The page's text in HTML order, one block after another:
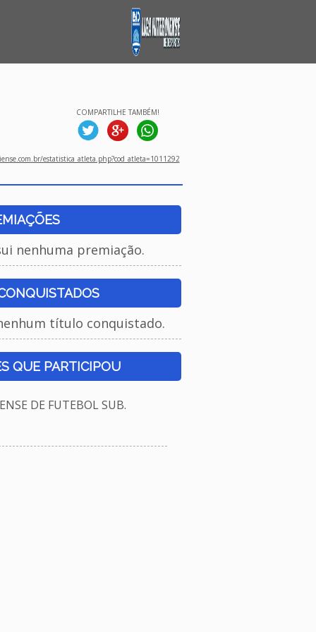
COMPARTILHE TAMBÉM!
estatistica_atleta.php?cod_atleta=1011292
nenhuma premiação.
título conquistado.
QUE PARTICIPOU
DE FUTEBOL SUB.